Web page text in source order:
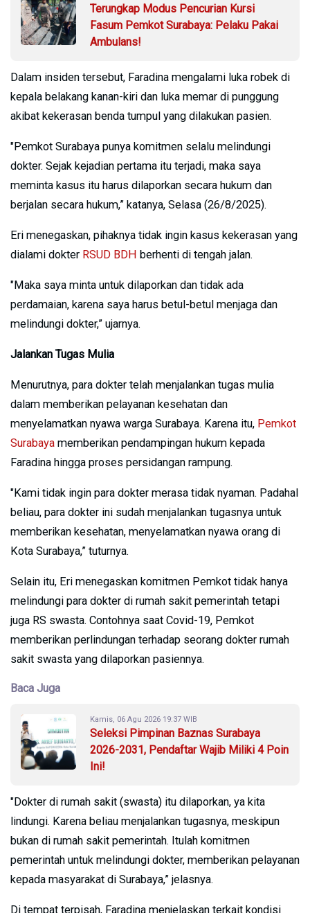
Terungkap Modus Pencurian Kursi
Fasum Pemkot Surabaya: Pelaku Pakai
Ambulans!
Dalam insiden tersebut, Faradina mengalami luka robek di
kepala belakang kanan-kiri dan luka memar di punggung
akibat kekerasan benda tumpul yang dilakukan pasien.
"Pemkot Surabaya punya komitmen selalu melindungi
dokter. Sejak kejadian pertama itu terjadi, maka saya
meminta kasus itu harus dilaporkan secara hukum dan
berjalan secara hukum,” katanya, Selasa (26/8/2025).
Eri menegaskan, pihaknya tidak ingin kasus kekerasan yang
dialami dokter RSUD BDH berhenti di tengah jalan.
"Maka saya minta untuk dilaporkan dan tidak ada
perdamaian, karena saya harus betul-betul menjaga dan
melindungi dokter,” ujarnya.
Jalankan Tugas Mulia
Menurutnya, para dokter telah menjalankan tugas mulia
dalam memberikan pelayanan kesehatan dan
menyelamatkan nyawa warga Surabaya. Karena itu, Pemkot
Surabaya memberikan pendampingan hukum kepada
Faradina hingga proses persidangan rampung.
"Kami tidak ingin para dokter merasa tidak nyaman. Padahal
beliau, para dokter ini sudah menjalankan tugasnya untuk
memberikan kesehatan, menyelamatkan nyawa orang di
Kota Surabaya,” tuturnya.
Selain itu, Eri menegaskan komitmen Pemkot tidak hanya
melindungi para dokter di rumah sakit pemerintah tetapi
juga RS swasta. Contohnya saat Covid-19, Pemkot
memberikan perlindungan terhadap seorang dokter rumah
sakit swasta yang dilaporkan pasiennya.
Baca Juga
Kamis, 06 Agu 2026 19:37 WIB
Seleksi Pimpinan Baznas Surabaya
2026-2031, Pendaftar Wajib Miliki 4 Poin
Ini!
"Dokter di rumah sakit (swasta) itu dilaporkan, ya kita
lindungi. Karena beliau menjalankan tugasnya, meskipun
bukan di rumah sakit pemerintah. Itulah komitmen
pemerintah untuk melindungi dokter, memberikan pelayanan
kepada masyarakat di Surabaya,” jelasnya.
Di tempat terpisah, Faradina menjelaskan terkait kondisi